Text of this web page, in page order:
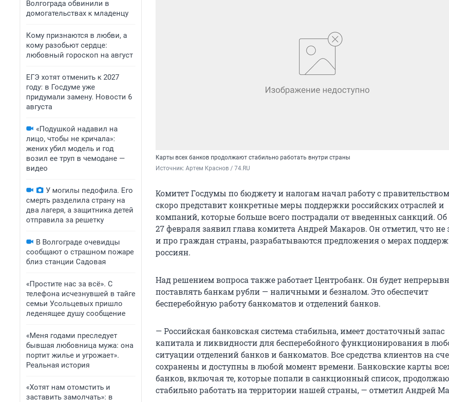
Волгограда обвинили в
домогательствах к младенцу
Кому признаются в любви, а
кому разобьют сердце:
любовный гороскоп на август
ЕГЭ хотят отменить к 2027
году: в Госдуме уже
придумали замену. Новости 6
августа
«Подушкой надавил на
лицо, чтобы не кричала»:
жених убил модель и год
возил ее труп в чемодане —
видео
У могилы педофила. Его
смерть разделила страну на
два лагеря, а защитника детей
отправила за решетку
В Волгограде очевидцы
сообщают о страшном пожаре
близ станции Садовая
«Простите нас за всё». С
телефона исчезнувшей в тайге
семьи Усольцевых пришло
леденящее душу сообщение
«Меня годами преследует
бывшая любовница мужа: она
портит жилье и угрожает».
Реальная история
«Хотят нам отомстить и
заставить замолчать»: в
Карты всех банков продолжают стабильно работать внутри страны
Источник: Артем Краснов / 74.RU
Комитет Госдумы по бюджету и налогам начал работу с
скоро представит конкретные меры поддержки российских отраслей и
компаний, которые больше всего пострадали от введенных санкций. Об
27 февраля заявил глава комитета Андрей Макаров. Он отметил, что не
и про граждан страны, разрабатываются предложения о мерах
россиян.
Над решением вопроса также работает Центробанк. Он будет
поставлять банкам рубли — наличными и безналом. Это обеспечит
бесперебойную работу банкоматов и отделений банков.
— Российская банковская система стабильна, имеет достаточный запас
капитала и ликвидности для бесперебойного функционирования в
ситуации отделений банков и банкоматов. Все средства клиентов на
сохранены и доступны в любой момент времени. Банковские карты
банков, включая те, которые попали в санкционный список,
стабильно работать на территории нашей страны, — отметил Андрей